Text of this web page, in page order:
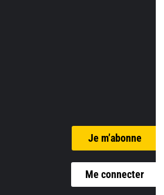
Je m’abonne
Me connecter